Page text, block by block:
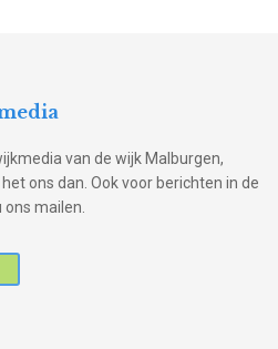
van de wijk Malburgen,
ons dan. Ook voor berichten in de
mailen.